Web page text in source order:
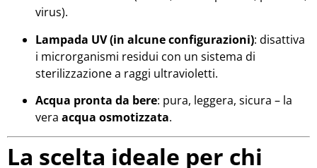
virus).
Lampada UV (in alcune configurazioni): disattiva
i microrganismi residui con un sistema di
sterilizzazione a raggi ultravioletti.
Acqua pronta da bere: pura, leggera, sicura – la
vera acqua osmotizzata.
La scelta ideale per chi